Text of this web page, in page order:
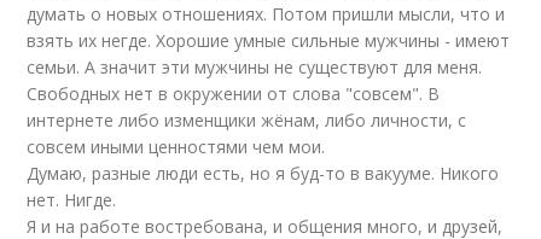
думать о новых отношениях. Потом пришли мысли, что и
взять их негде. Хорошие умные сильные мужчины - имеют
семьи. А значит эти мужчины не существуют для меня.
Свободных нет в окружении от слова "совсем". В
интернете либо изменщики жёнам, либо личности, с
совсем иными ценностями чем мои.
Думаю, разные люди есть, но я буд-то в вакууме. Никого
нет. Нигде.
Я и на работе востребована, и общения много, и друзей,